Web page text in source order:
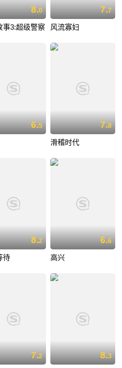
8.0
事3:超级警察
7.7
风流寡妇
6.5 7.8
滑稽时代
8.2
待
6.6
高兴
7.2 8.3